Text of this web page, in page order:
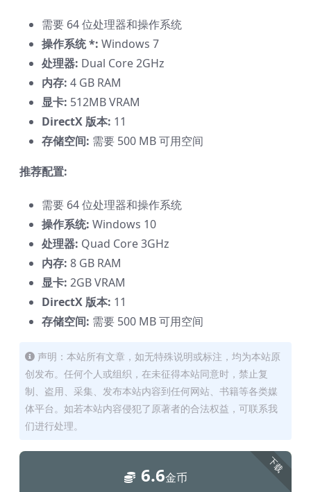
需要 64 位处理器和操作系统
操作系统 *: Windows 7
处理器: Dual Core 2GHz
内存: 4 GB RAM
显卡: 512MB VRAM
DirectX 版本: 11
存储空间: 需要 500 MB 可用空间
推荐配置:
需要 64 位处理器和操作系统
操作系统: Windows 10
处理器: Quad Core 3GHz
内存: 8 GB RAM
显卡: 2GB VRAM
DirectX 版本: 11
存储空间: 需要 500 MB 可用空间
声明：本站所有文章，如无特殊说明或标注，均为本站原
创发布。任何个人或组织，在未征得本站同意时，禁止复
制、盗用、采集、发布本站内容到任何网站、书籍等各类媒
体平台。如若本站内容侵犯了原著者的合法权益，可联系我
们进行处理。
下载
6.6金币